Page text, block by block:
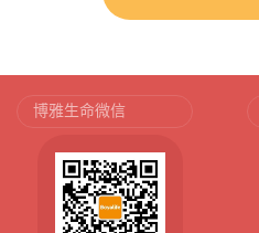
博雅生命微信